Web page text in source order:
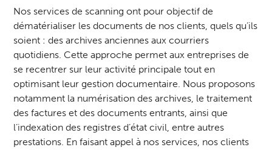
Nos services de scanning ont pour objectif de
dématérialiser les documents de nos clients, quels qu’ils
soient : des archives anciennes aux courriers
quotidiens. Cette approche permet aux entreprises de
se recentrer sur leur activité principale tout en
optimisant leur gestion documentaire. Nous proposons
notamment la numérisation des archives, le traitement
des factures et des documents entrants, ainsi que
l’indexation des registres d’état civil, entre autres
prestations. En faisant appel à nos services, nos clients